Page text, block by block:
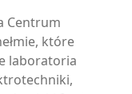
Centrum
które
laboratoria